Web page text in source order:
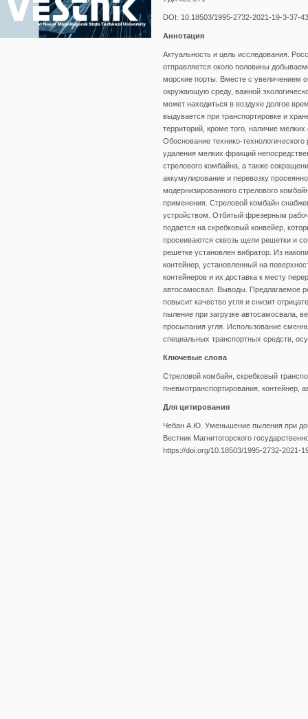
DOI: 10.18503/1995-2732-2021-19-3-37-43
Аннотация
Актуальность и цель исследования.
отправляется около половины
морские порты. Вместе с увеличением
окружающую среду, важной
может находиться в воздухе долгое
выдувается при транспортировке и
территорий, кроме того, наличие
Обоснование технико-
удаления мелких фракций
стрелового комбайна, а также
аккумулирование и перевозку
модернизированного стрелового
применения. Стреловой комбайн
устройством. Отбитый фрезерным
подается на скребковый конвейер,
просеиваются сквозь щели решетки и
решетке установлен вибратор. Из
контейнер, установленный на
контейнеров и их доставка к месту
автосамосвал. Выводы. Предлагаемое
повысит качество угля и снизит
пыление при загрузке автосамосвала,
просыпания угля. Использование
специальных транспортных средств,
Ключевые слова
Стреловой комбайн, скребковый
пневмотранспортирования, контейнер,
Для цитирования
Чебан А.Ю. Уменьшение пыления при
Вестник Магнитогорского
https://doi.org/10.18503/1995-2732-2021-